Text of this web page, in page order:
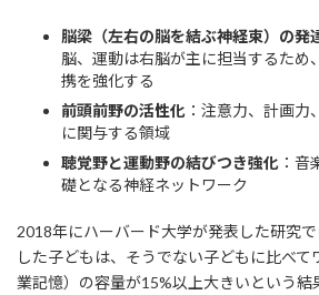
脳梁（左右の脳を結ぶ神経束）の発
脳、運動は右脳が主に担当するため
携を強化する
前頭前野の活性化 ：注意力、計画
に関与する領域
聴覚野と運動野の結びつき強化 ：
礎となる神経ネットワーク
2018年にハーバード大学が発表した研究
した子どもは、そうでない子どもに比べ
業記憶）の容量が15%以上大きいという結